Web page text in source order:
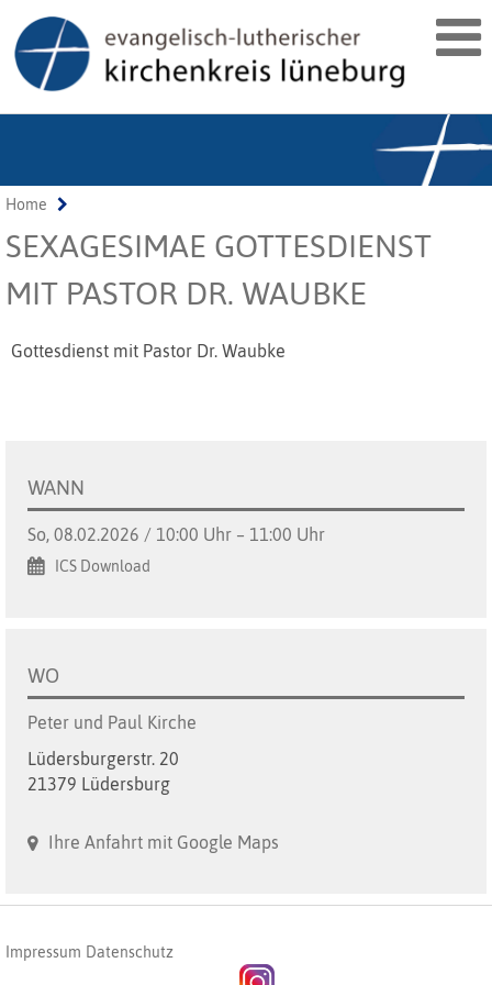
Home
SEXAGESIMAE GOTTESDIENST
MIT PASTOR DR. WAUBKE
Gottesdienst mit Pastor Dr. Waubke
WANN
So, 08.02.2026 / 10:00 Uhr – 11:00 Uhr
ICS Download
WO
Peter und Paul Kirche
Lüdersburgerstr. 20
21379 Lüdersburg
Ihre Anfahrt mit Google Maps
Impressum Datenschutz